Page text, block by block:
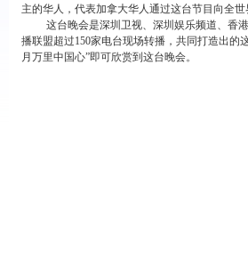
主的华人，代表加拿大华人通过这台节目向全
这台晚会是深圳卫视、深圳娱乐频道、香港
播联盟超过150家电台现场转播，共同打造出的
月万里中国心”即可欣赏到这台晚会。